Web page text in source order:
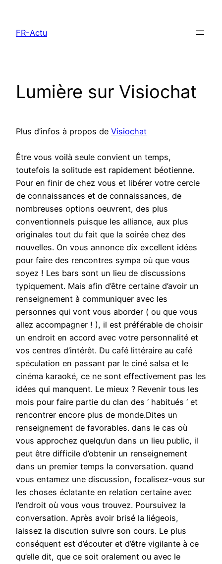
contenu
FR-Actu
Lumière sur Visiochat
Plus d’infos à propos de Visiochat
Être vous voilà seule convient un temps,
toutefois la solitude est rapidement béotienne.
Pour en finir de chez vous et libérer votre cercle
de connaissances et de connaissances, de
nombreuses options oeuvrent, des plus
conventionnels puisque les alliance, aux plus
originales tout du fait que la soirée chez des
nouvelles. On vous annonce dix excellent idées
pour faire des rencontres sympa où que vous
soyez ! Les bars sont un lieu de discussions
typiquement. Mais afin d’être certaine d’avoir un
renseignement à communiquer avec les
personnes qui vont vous aborder ( ou que vous
allez accompagner ! ), il est préférable de choisir
un endroit en accord avec votre personnalité et
vos centres d’intérêt. Du café littéraire au café
spéculation en passant par le ciné salsa et le
cinéma karaoké, ce ne sont effectivement pas les
idées qui manquent. Le mieux ? Revenir tous les
mois pour faire partie du clan des ‘ habitués ‘ et
rencontrer encore plus de monde.Dites un
renseignement de favorables. dans le cas où
vous approchez quelqu’un dans un lieu public, il
peut être difficile d’obtenir un renseignement
dans un premier temps la conversation. quand
vous entamez une discussion, focalisez-vous sur
les choses éclatante en relation certaine avec
l’endroit où vous vous trouvez. Poursuivez la
conversation. Après avoir brisé la liégeois,
laissez la discution suivre son cours. Le plus
conséquent est d’écouter et d’être vigilante à ce
qu’elle dit, que ce soit oralement ou avec le